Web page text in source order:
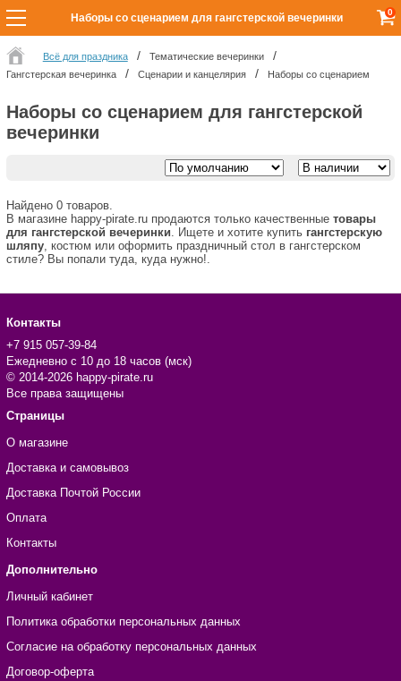
Всё для праздника
Тематические вечеринки
Гангстерская вечеринка
Сценарии и канцелярия Наборы со сценарием
Наборы со сценарием для гангстерской
вечеринки
Найдено 0 товаров.
В магазине happy-pirate.ru продаются только качественные товары
для гангстерской вечеринки. Ищете и хотите купить гангстерскую
шляпу, костюм или оформить праздничный стол в гангстерском
стиле? Вы попали туда, куда нужно!.
Контакты
+7 915 057-39-84
Ежедневно с 10 до 18 часов (мск)
© 2014-2026 happy-pirate.ru
Все права защищены
Страницы
О магазине
Доставка и самовывоз
Доставка Почтой России
Оплата
Контакты
Дополнительно
Личный кабинет
Политика обработки персональных данных
Согласие на обработку персональных данных
Договор-оферта
Наборы со сценарием для гангстерской вечеринки 0